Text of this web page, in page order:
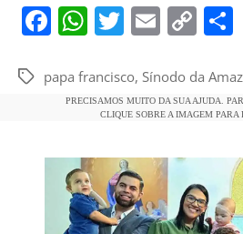
F
c
e
o
o
k
W
at
s
p
p
T
itt
er
E
ai
l
C
p
y
n
k
Tagspapa francisco, Sínodo da
PRECISAMOS MUITO DA SUA AJUDA.
CLIQUE SOBRE A IMAGEM PARA